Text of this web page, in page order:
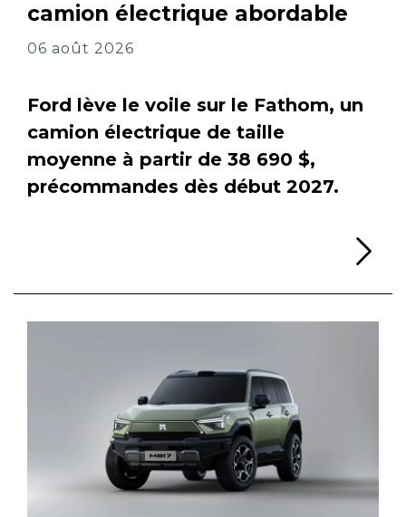
camion électrique abordable
06 août 2026
Ford lève le voile sur le Fathom, un
camion électrique de taille
moyenne à partir de 38 690 $,
précommandes dès début 2027.